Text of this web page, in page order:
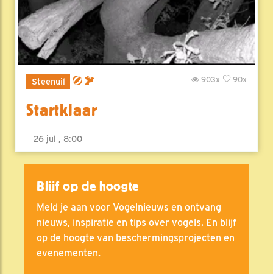
Steenuil 90x
903x
Startklaar
26 jul , 8:00
Blijf op de hoogte
Meld je aan voor Vogelnieuws en ontvang
nieuws, inspiratie en tips over vogels. En blijf
op de hoogte van beschermingsprojecten en
evenementen.